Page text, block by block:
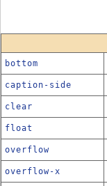
bottom
caption-side
clear
float
overflow
overflow-x